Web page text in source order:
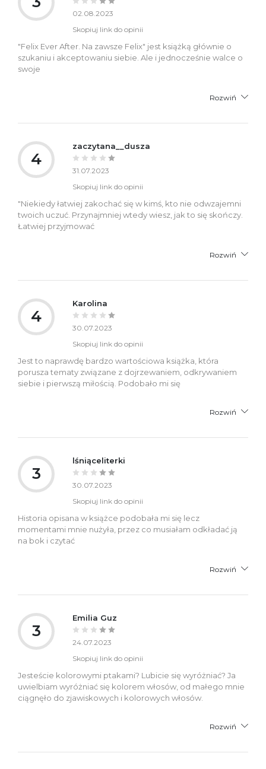
02.08.2023
Skopiuj link do opinii
"Felix Ever After. Na zawsze Felix" jest książką głównie o
szukaniu i akceptowaniu siebie. Ale i jednocześnie walce o
swoje
Rozwiń
4
zaczytana__dusza
31.07.2023
Skopiuj link do opinii
"Niekiedy łatwiej zakochać się w kimś, kto nie odwzajemni
twoich uczuć. Przynajmniej wtedy wiesz, jak to się skończy.
Łatwiej przyjmować
Rozwiń
4
Karolina
30.07.2023
Skopiuj link do opinii
Jest to naprawdę bardzo wartościowa książka, która
porusza tematy związane z dojrzewaniem, odkrywaniem
siebie i pierwszą miłością. Podobało mi się
Rozwiń
3
lśniąceliterki
30.07.2023
Skopiuj link do opinii
Historia opisana w książce podobała mi się lecz
momentami mnie nużyła, przez co musiałam odkładać ją
na bok i czytać
Rozwiń
3
Emilia Guz
24.07.2023
Skopiuj link do opinii
Jesteście kolorowymi ptakami? Lubicie się wyróżniać? Ja
uwielbiam wyróżniać się kolorem włosów, od małego mnie
ciągnęło do zjawiskowych i kolorowych włosów.
Rozwiń